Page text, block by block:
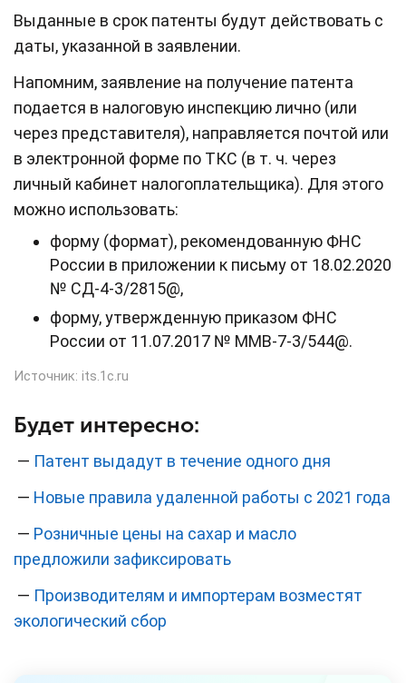
Выданные в срок патенты будут действовать с
даты, указанной в заявлении.
Напомним, заявление на получение патента
подается в налоговую инспекцию лично (или
через представителя), направляется почтой или
в электронной форме по ТКС (в т. ч. через
личный кабинет налогоплательщика). Для этого
можно использовать:
форму (формат), рекомендованную ФНС
России в приложении к письму от 18.02.2020
№ СД-4-3/2815@,
форму, утвержденную приказом ФНС
России от 11.07.2017 № ММВ-7-3/544@.
Источник: its.1c.ru
Будет интересно:
— Патент выдадут в течение одного дня
— Новые правила удаленной работы с 2021 года
— Розничные цены на сахар и масло
предложили зафиксировать
— Производителям и импортерам возместят
экологический сбор